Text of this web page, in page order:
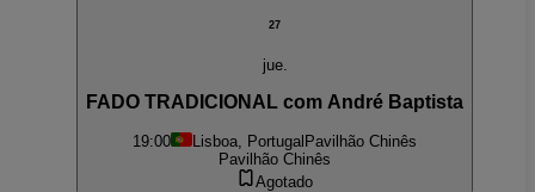
27
jue.
FADO TRADICIONAL com André Baptista
19:00 Lisboa, PortugalPavilhão Chinês
Pavilhão Chinês
Agotado